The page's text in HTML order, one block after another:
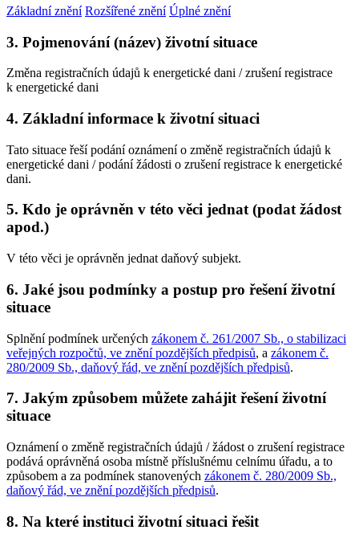
Základní znění Rozšířené znění Úplné znění
3. Pojmenování (název) životní situace
Změna registračních údajů k energetické dani / zrušení registrace
k energetické dani
4. Základní informace k životní situaci
Tato situace řeší podání oznámení o změně registračních údajů k
energetické dani / podání žádosti o zrušení registrace k energetické
dani.
5. Kdo je oprávněn v této věci jednat (podat žádost
apod.)
V této věci je oprávněn jednat daňový subjekt.
6. Jaké jsou podmínky a postup pro řešení životní
situace
Splnění podmínek určených zákonem č. 261/2007 Sb., o stabilizaci
veřejných rozpočtů, ve znění pozdějších předpisů, a zákonem č.
280/2009 Sb., daňový řád, ve znění pozdějších předpisů.
7. Jakým způsobem můžete zahájit řešení životní
situace
Oznámení o změně registračních údajů / žádost o zrušení registrace
podává oprávněná osoba místně příslušnému celnímu úřadu, a to
způsobem a za podmínek stanovených zákonem č. 280/2009 Sb.,
daňový řád, ve znění pozdějších předpisů.
8. Na které instituci životní situaci řešit